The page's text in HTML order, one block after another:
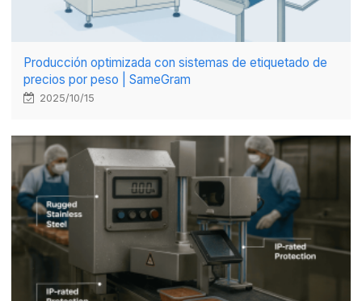
Producción optimizada con sistemas de etiquetado de
precios por peso | SameGram
2025/10/15